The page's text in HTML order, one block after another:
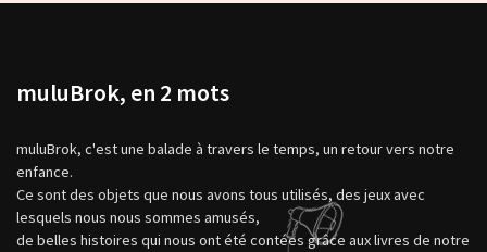
muluBrok, en 2 mots
muluBrok, c'est une balade à travers le temps, un retour vers notre
enfance.
Ce sont des objets que nous avons tous utilisés, des jeux avec
lesquels nous nous sommes amusés,
de belles histoires qui nous ont été contées grâce aux livres de notre